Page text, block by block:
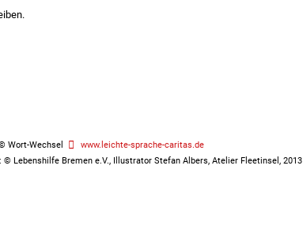
Wort-Wechsel
www.leichte-sprache-caritas.de
© Lebenshilfe Bremen e.V., Illustrator Stefan Albers, Atelier Fleetinsel, 2013